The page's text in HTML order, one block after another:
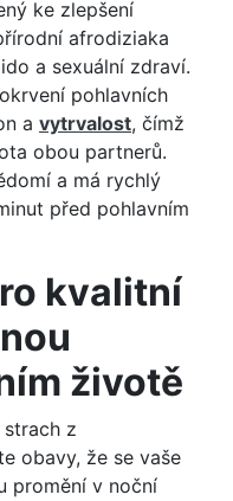
ke zlepšení
afrodiziaka
a sexuální zdraví.
pohlavních
a vytrvalost, čímž
obou partnerů.
a má rychlý
před pohlavním
kvalitní
životě
z
obavy, že se vaše
promění v noční